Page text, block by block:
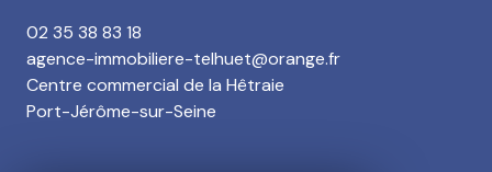
02 35 38 83 18
agence-immobiliere-telhuet@orange.fr
Centre commercial de la Hêtraie
Port-Jérôme-sur-Seine